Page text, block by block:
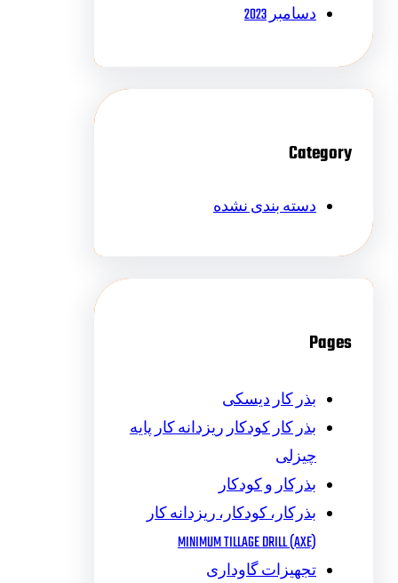
دسامبر 2023
Category
دسته بندی نشده
Pages
بذر کار دیسکی
بذر کار کودکار ریزدانه کار پایه
چیزلی
بذرکار و کودکار
بذرکار، کودکار، ریزدانه کار
MINIMUM TILLAGE DRILL (AXE)
تجهیزات گاوداری